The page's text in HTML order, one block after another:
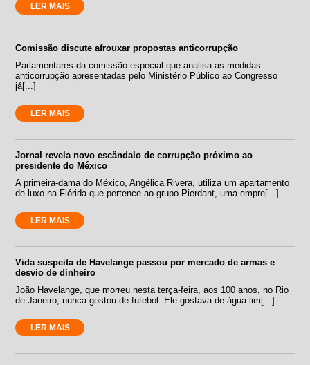
LER MAIS
Comissão discute afrouxar propostas anticorrupção
Parlamentares da comissão especial que analisa as medidas
anticorrupção apresentadas pelo Ministério Público ao Congresso
já[...]
LER MAIS
Jornal revela novo escândalo de corrupção próximo ao
presidente do México
A primeira-dama do México, Angélica Rivera, utiliza um apartamento
de luxo na Flórida que pertence ao grupo Pierdant, uma empre[...]
LER MAIS
Vida suspeita de Havelange passou por mercado de armas e
desvio de dinheiro
João Havelange, que morreu nesta terça-feira, aos 100 anos, no Rio
de Janeiro, nunca gostou de futebol. Ele gostava de água lim[...]
LER MAIS